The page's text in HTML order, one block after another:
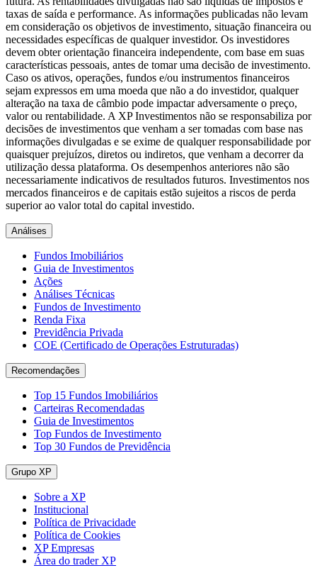
taxas de saída e performance. As informações publicadas não levam
em consideração os objetivos de investimento, situação financeira ou
necessidades específicas de qualquer investidor. Os investidores
devem obter orientação financeira independente, com base em suas
características pessoais, antes de tomar uma decisão de investimento.
Caso os ativos, operações, fundos e/ou instrumentos financeiros
sejam expressos em uma moeda que não a do investidor, qualquer
alteração na taxa de câmbio pode impactar adversamente o preço,
valor ou rentabilidade. A XP Investimentos não se responsabiliza por
decisões de investimentos que venham a ser tomadas com base nas
informações divulgadas e se exime de qualquer responsabilidade por
quaisquer prejuízos, diretos ou indiretos, que venham a decorrer da
utilização dessa plataforma. Os desempenhos anteriores não são
necessariamente indicativos de resultados futuros. Investimentos nos
mercados financeiros e de capitais estão sujeitos a riscos de perda
superior ao valor total do capital investido.
Análises
Fundos Imobiliários
Guia de Investimentos
Ações
Análises Técnicas
Fundos de Investimento
Renda Fixa
Previdência Privada
COE (Certificado de Operações Estruturadas)
Recomendações
Top 15 Fundos Imobiliários
Carteiras Recomendadas
Guia de Investimentos
Top Fundos de Investimento
Top 30 Fundos de Previdência
Grupo XP
Sobre a XP
Institucional
Política de Privacidade
Política de Cookies
XP Empresas
Área do trader XP